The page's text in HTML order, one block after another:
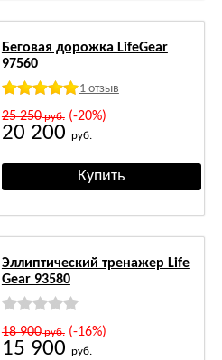
Беговая дорожка LifeGear
97560
1 отзыв
25 250руб.(-20%)
20 200 руб.
Эллиптический тренажер Life
Gear 93580
18 900руб.(-16%)
15 900 руб.